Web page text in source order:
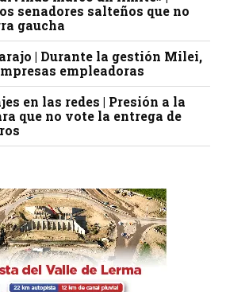
senadores salteños que no
gaucha
| Durante la gestión Milei,
empleadoras
en las redes | Presión a la
que no vote la entrega de